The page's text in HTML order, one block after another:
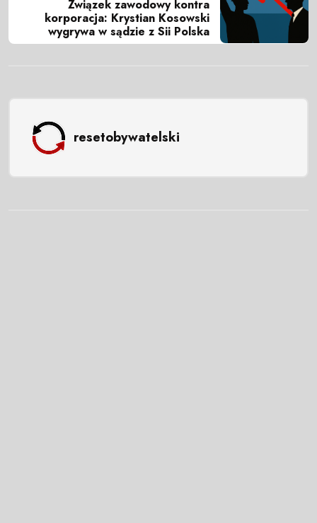
Związek zawodowy kontra
korporacja: Krystian Kosowski
wygrywa w sądzie z Sii Polska
resetobywatelski